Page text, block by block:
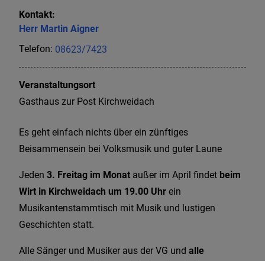
Es geht einfach nichts über ein zünftiges
Beisammensein bei Volksmusik und guter Laune
Jeden 3. Freitag im Monat außer im April findet beim
Wirt in Kirchweidach um 19.00 Uhr ein
Musikantenstammtisch mit Musik und lustigen
Geschichten statt.
Alle Sänger und Musiker aus der VG und alle
Kontakt:
Herr Martin Aigner
Telefon: 08623/7423
Veranstaltungsort
Gasthaus zur Post Kirchweidach